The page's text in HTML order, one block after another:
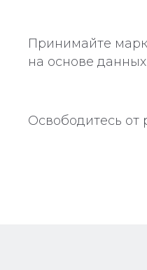
Принимайте
на основе данных
Освободитесь от